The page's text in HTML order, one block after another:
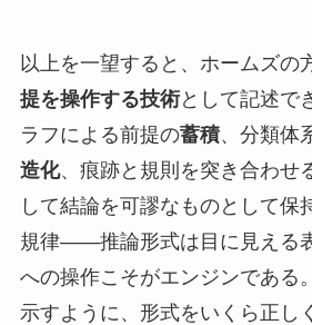
以上を一望すると、ホームズの
提を操作する技術として記述で
ラフによる前提の蓄積、分類体
造化、痕跡と規則を突き合わせ
して結論を可謬なものとして保
規律——推論形式は目に見える
への操作こそがエンジンである
示すように、形式をいくら正し